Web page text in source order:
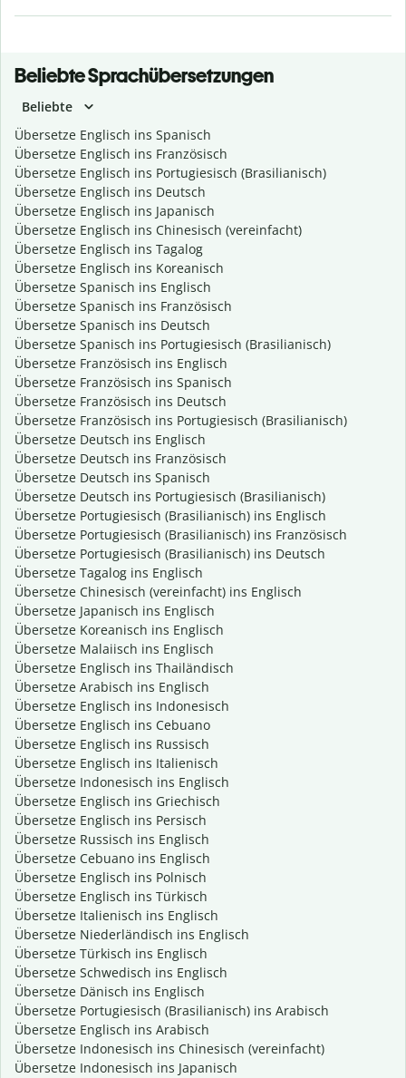
Beliebte Sprachübersetzungen
Beliebte
Übersetze Englisch ins Spanisch
Übersetze Englisch ins Französisch
Übersetze Englisch ins Portugiesisch (Brasilianisch)
Übersetze Englisch ins Deutsch
Übersetze Englisch ins Japanisch
Übersetze Englisch ins Chinesisch (vereinfacht)
Übersetze Englisch ins Tagalog
Übersetze Englisch ins Koreanisch
Übersetze Spanisch ins Englisch
Übersetze Spanisch ins Französisch
Übersetze Spanisch ins Deutsch
Übersetze Spanisch ins Portugiesisch (Brasilianisch)
Übersetze Französisch ins Englisch
Übersetze Französisch ins Spanisch
Übersetze Französisch ins Deutsch
Übersetze Französisch ins Portugiesisch (Brasilianisch)
Übersetze Deutsch ins Englisch
Übersetze Deutsch ins Französisch
Übersetze Deutsch ins Spanisch
Übersetze Deutsch ins Portugiesisch (Brasilianisch)
Übersetze Portugiesisch (Brasilianisch) ins Englisch
Übersetze Portugiesisch (Brasilianisch) ins Französisch
Übersetze Portugiesisch (Brasilianisch) ins Deutsch
Übersetze Tagalog ins Englisch
Übersetze Chinesisch (vereinfacht) ins Englisch
Übersetze Japanisch ins Englisch
Übersetze Koreanisch ins Englisch
Übersetze Malaiisch ins Englisch
Übersetze Englisch ins Thailändisch
Übersetze Arabisch ins Englisch
Übersetze Englisch ins Indonesisch
Übersetze Englisch ins Cebuano
Übersetze Englisch ins Russisch
Übersetze Englisch ins Italienisch
Übersetze Indonesisch ins Englisch
Übersetze Englisch ins Griechisch
Übersetze Englisch ins Persisch
Übersetze Russisch ins Englisch
Übersetze Cebuano ins Englisch
Übersetze Englisch ins Polnisch
Übersetze Englisch ins Türkisch
Übersetze Italienisch ins Englisch
Übersetze Niederländisch ins Englisch
Übersetze Türkisch ins Englisch
Übersetze Schwedisch ins Englisch
Übersetze Dänisch ins Englisch
Übersetze Portugiesisch (Brasilianisch) ins Arabisch
Übersetze Englisch ins Arabisch
Übersetze Indonesisch ins Chinesisch (vereinfacht)
Übersetze Indonesisch ins Japanisch